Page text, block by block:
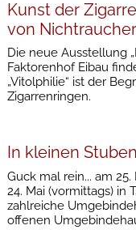
Kunst der
von
Die neue Ausstellung
Faktorenhof Eibau
„Vitolphilie“ ist der
Zigarrenringen.
In kleinen
Guck mal rein... am
24. Mai (vormittags) in
zahlreiche
offenen